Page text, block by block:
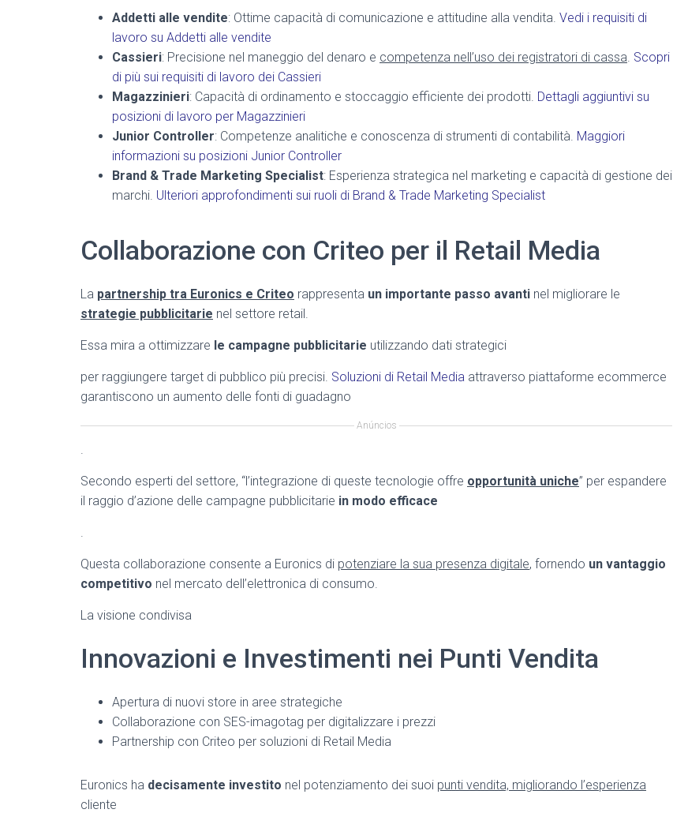
Addetti alle vendite: Ottime capacità di comunicazione e attitudine alla vendita. Vedi i requisiti di
lavoro su Addetti alle vendite
Cassieri: Precisione nel maneggio del denaro e competenza nell’uso dei registratori di cassa. Scopri
di più sui requisiti di lavoro dei Cassieri
Magazzinieri: Capacità di ordinamento e stoccaggio efficiente dei prodotti. Dettagli aggiuntivi su
posizioni di lavoro per Magazzinieri
Junior Controller: Competenze analitiche e conoscenza di strumenti di contabilità. Maggiori
informazioni su posizioni Junior Controller
Brand & Trade Marketing Specialist: Esperienza strategica nel marketing e capacità di gestione dei
marchi. Ulteriori approfondimenti sui ruoli di Brand & Trade Marketing Specialist
Collaborazione con Criteo per il Retail Media
La partnership tra Euronics e Criteo rappresenta un importante passo avanti nel migliorare le
strategie pubblicitarie nel settore retail.
Essa mira a ottimizzare le campagne pubblicitarie utilizzando dati strategici
per raggiungere target di pubblico più precisi. Soluzioni di Retail Media attraverso piattaforme ecommerce
garantiscono un aumento delle fonti di guadagno
Anúncios
.
Secondo esperti del settore, “l’integrazione di queste tecnologie offre opportunità uniche” per espandere
il raggio d’azione delle campagne pubblicitarie in modo efficace
.
Questa collaborazione consente a Euronics di potenziare la sua presenza digitale, fornendo un vantaggio
competitivo nel mercato dell’elettronica di consumo.
La visione condivisa
Innovazioni e Investimenti nei Punti Vendita
Apertura di nuovi store in aree strategiche
Collaborazione con SES-imagotag per digitalizzare i prezzi
Partnership con Criteo per soluzioni di Retail Media
Euronics ha decisamente investito nel potenziamento dei suoi punti vendita, migliorando l’esperienza
cliente